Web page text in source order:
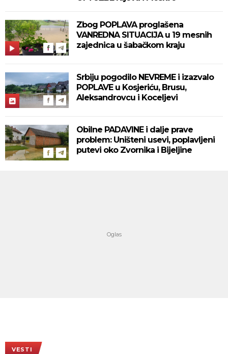
Zbog POPLAVA proglašena
VANREDNA SITUACIJA u 19 mesnih
zajednica u šabačkom kraju
Srbiju pogodilo NEVREME i izazvalo
POPLAVE u Kosjeriću, Brusu,
Aleksandrovcu i Koceljevi
Obilne PADAVINE i dalje prave
problem: Uništeni usevi, poplavljeni
putevi oko Zvornika i Bijeljine
VESTI